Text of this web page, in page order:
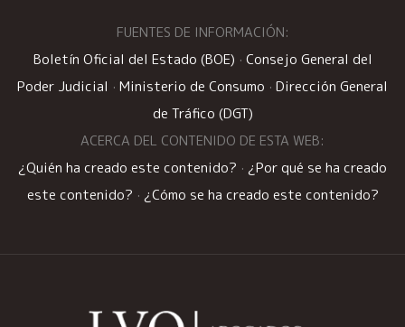
FUENTES DE INFORMACIÓN:
Boletín Oficial del Estado (BOE) · Consejo General del
Poder Judicial · Ministerio de Consumo · Dirección General
de Tráfico (DGT)
ACERCA DEL CONTENIDO DE ESTA WEB:
¿Quién ha creado este contenido? · ¿Por qué se ha creado
este contenido? · ¿Cómo se ha creado este contenido?